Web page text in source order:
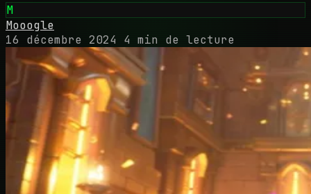
M
Mooogle
16 décembre 2024 4 min de lecture